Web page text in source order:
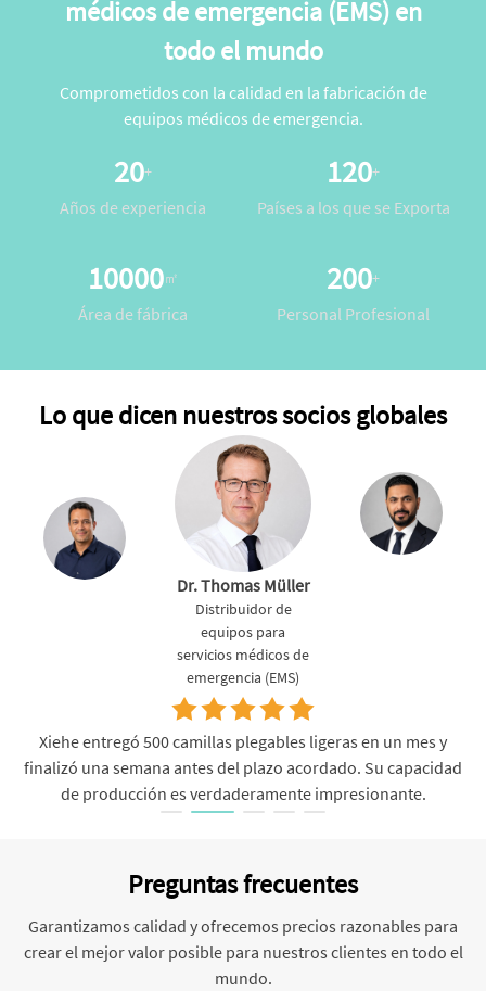
médicos de emergencia (EMS) en
todo el mundo
Comprometidos con la calidad en la fabricación de
equipos médicos de emergencia.
20+
Años de experiencia
120+
Países a los que se Exporta
10000㎡
Área de fábrica
200+
Personal Profesional
Lo que dicen nuestros socios globales
Dr. Thomas Müller
Distribuidor de
equipos para
servicios médicos de
emergencia (EMS)
Xiehe entregó 500 camillas plegables ligeras en un mes y
finalizó una semana antes del plazo acordado. Su capacidad
de producción es verdaderamente impresionante.
Preguntas frecuentes
Garantizamos calidad y ofrecemos precios razonables para
crear el mejor valor posible para nuestros clientes en todo el
mundo.